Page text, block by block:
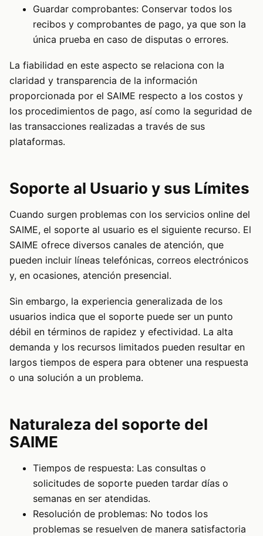
Guardar comprobantes: Conservar todos los
recibos y comprobantes de pago, ya que son la
única prueba en caso de disputas o errores.
La fiabilidad en este aspecto se relaciona con la
claridad y transparencia de la información
proporcionada por el SAIME respecto a los costos y
los procedimientos de pago, así como la seguridad de
las transacciones realizadas a través de sus
plataformas.
Soporte al Usuario y sus Límites
Cuando surgen problemas con los servicios online del
SAIME, el soporte al usuario es el siguiente recurso. El
SAIME ofrece diversos canales de atención, que
pueden incluir líneas telefónicas, correos electrónicos
y, en ocasiones, atención presencial.
Sin embargo, la experiencia generalizada de los
usuarios indica que el soporte puede ser un punto
débil en términos de rapidez y efectividad. La alta
demanda y los recursos limitados pueden resultar en
largos tiempos de espera para obtener una respuesta
o una solución a un problema.
Naturaleza del soporte del
SAIME
Tiempos de respuesta: Las consultas o
solicitudes de soporte pueden tardar días o
semanas en ser atendidas.
Resolución de problemas: No todos los
problemas se resuelven de manera satisfactoria